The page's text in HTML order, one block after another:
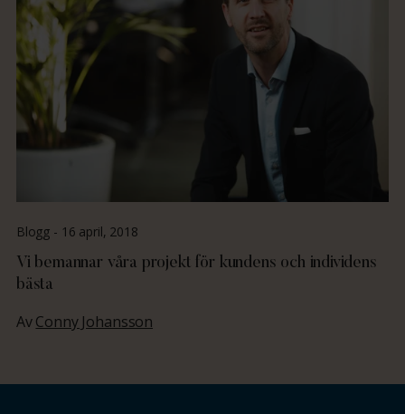
Blogg - 16 april, 2018
Vi bemannar våra projekt för kundens och individens
bästa
AvConny Johansson